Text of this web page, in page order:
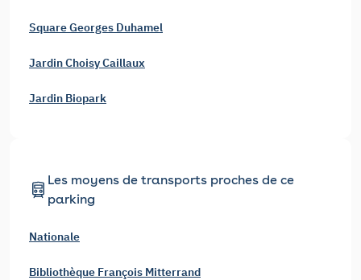
Square Georges Duhamel
Jardin Choisy Caillaux
Jardin Biopark
Les moyens de transports proches de ce
parking
Nationale
Bibliothèque François Mitterrand